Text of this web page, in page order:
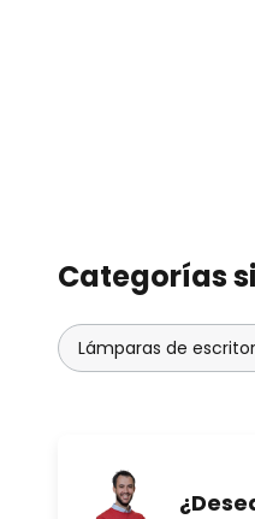
Categorías
Lámparas de